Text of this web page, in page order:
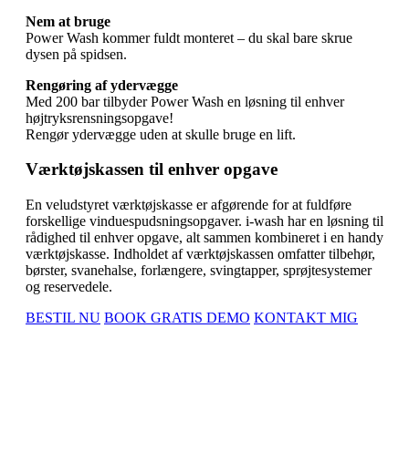
Nem at bruge
Power Wash kommer fuldt monteret – du skal bare skrue
dysen på spidsen.
Rengøring af ydervægge
Med 200 bar tilbyder Power Wash en løsning til enhver
højtryksrensningsopgave!
Rengør ydervægge uden at skulle bruge en lift.
Værktøjskassen til enhver opgave
En veludstyret værktøjskasse er afgørende for at fuldføre
forskellige vinduespudsningsopgaver. i-wash har en løsning til
rådighed til enhver opgave, alt sammen kombineret i en handy
værktøjskasse. Indholdet af værktøjskassen omfatter tilbehør,
børster, svanehalse, forlængere, svingtapper, sprøjtesystemer
og reservedele.
BESTIL NU BOOK GRATIS DEMO KONTAKT MIG